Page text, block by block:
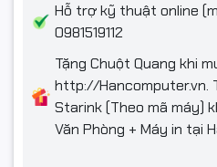
Hỗ trợ kỹ thuật online
0981519112
Tặng Chuột Quang khi
http://Hancomputer.vn.
Starink (Theo mã máy)
Văn Phòng + Máy in tại